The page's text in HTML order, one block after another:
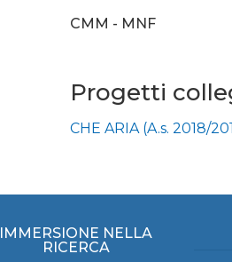
CMM - MNF
Progetti
CHE ARIA (A.s. 2018/
IMMERSIONE NELLA
RICERCA